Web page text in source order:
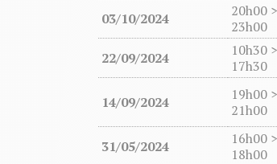
03/10/2024
20h00 >
23h00
22/09/2024
10h30 >
17h30
14/09/2024
19h00 >
21h00
31/05/2024
16h00 >
18h00